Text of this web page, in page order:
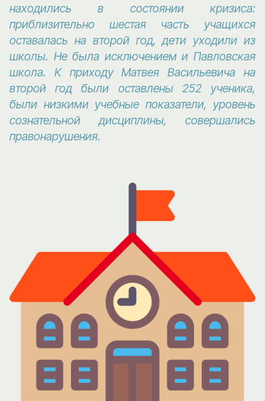
находились в состоянии кризиса:
приблизительно шестая часть учащихся
оставалась на второй год, дети уходили из
школы. Не была исключением и Павловская
школа. К приходу Матвея Васильевича на
второй год были оставлены 252 ученика,
были низкими учебные показатели, уровень
сознательной дисциплины, совершались
правонарушения.